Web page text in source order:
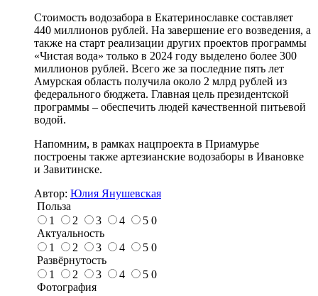
Стоимость водозабора в Екатеринославке составляет
440 миллионов рублей. На завершение его возведения, а
также на старт реализации других проектов программы
«Чистая вода» только в 2024 году выделено более 300
миллионов рублей. Всего же за последние пять лет
Амурская область получила около 2 млрд рублей из
федерального бюджета. Главная цель президентской
программы – обеспечить людей качественной питьевой
водой.
Напомним, в рамках нацпроекта в Приамурье
построены также артезианские водозаборы в Ивановке
и Завитинске.
Автор: Юлия Янушевская
Польза
1
2 3 4 5 0
Актуальность
1
2 3 4 5 0
Развёрнутость
1
2 3 4 5 0
Фотография